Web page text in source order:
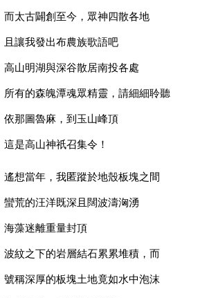
而太古闢創至今，眾神四散各地
且讓我發出布農族歌語吧
高山明湖與深谷散居南投各處
所有的森魄潭魂眾精靈，請細細聆聽
依那圖魯麻，到玉山峰頂
這是高山神祇召集令！
遙想當年，我匿蹤於地殼板塊之間
蠻荒的汪洋既深且闊波濤洶湧
海藻迷離重量封頂
波紋之下的岩層結石累累堆積，而
號稱深厚的板塊土地竟如水中泡沫